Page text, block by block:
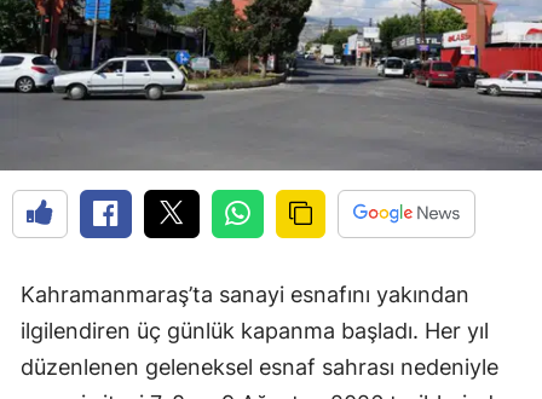
Kahramanmaraş’ta sanayi esnafını yakından
ilgilendiren üç günlük kapanma başladı. Her yıl
düzenlenen geleneksel esnaf sahrası nedeniyle